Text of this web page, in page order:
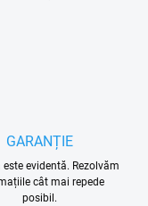
GARANȚIE
evidentă. Rezolvăm
cât mai repede
posibil.